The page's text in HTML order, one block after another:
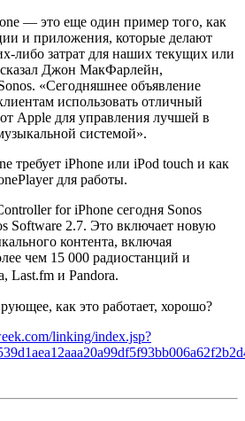
— это еще один пример того, как
и приложения, которые делают
либо затрат для наших текущих или
Джон МакФарлейн,
«Сегодняшнее объявление
использовать отличный
Apple для управления лучшей в
системой».
требует iPhone или iPod touch и как
для работы.
for iPhone сегодня Sonos
Software 2.7. Это включает новую
контента, включая
чем 15 000 радиостанций и
Last.fm и Pandora.
как это работает, хорошо?
linking/index.jsp?